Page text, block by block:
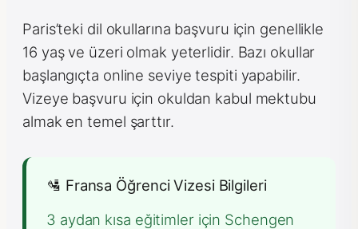
Paris’teki dil okullarına başvuru için genellikle
16 yaş ve üzeri olmak yeterlidir. Bazı okullar
başlangıçta online seviye tespiti yapabilir.
Vizeye başvuru için okuldan kabul mektubu
almak en temel şarttır.
🛂 Fransa Öğrenci Vizesi Bilgileri
3 aydan kısa eğitimler için Schengen